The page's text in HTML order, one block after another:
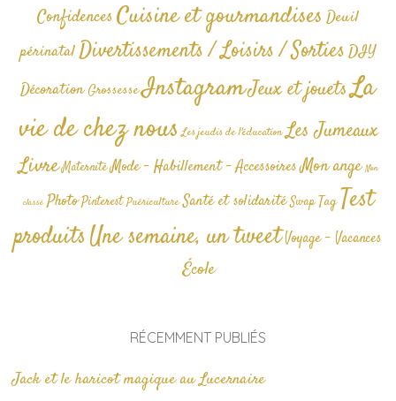
Confidences Cuisine et gourmandises Deuil
périnatalDivertissements / Loisirs / SortiesDIY
Décoration GrossesseInstagramJeux et jouetsLa
vie de chez nous Les jeudis de l'éducation Les Jumeaux
Livre Maternité Mode - Habillement - AccessoiresMon ange Non
classé Photo Pinterest Puériculture Santé et solidarité Swap TagTest
produitsUne semaine, un tweetVoyage - Vacances
École
RÉCEMMENT PUBLIÉS
Jack et le haricot magique au Lucernaire